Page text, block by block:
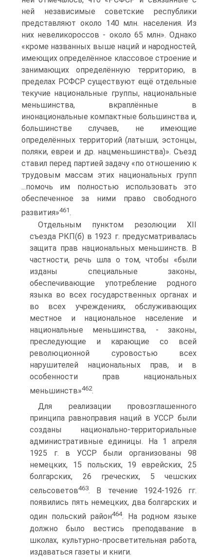
ней независимые советские республики
представляют около 140 млн. населения. Из
них невеликороссов - около 65 млн». Однако
«кроме названных выше наций и народностей,
имеющих определённое классовое строение и
занимающих определённую территорию, в
пределах РСФСР существуют ещё отдельные
текучие национальные группы, национальные
меньшинства, вкраплённые в
инонациональные компактные большинства и,
большинстве случаев, не имеющие
определённых территорий (латыши, эстонцы,
поляки, евреи и др. нацменьшинства)». Съезд
ставил перед партией задачу «по отношению к
трудовым массам этих национальных групп
...помочь им полностью использовать это
обеспеченное за ними право свободного
развития»461.
Отдельным пунктом резолюции XII
съезда РКП(б) в 1923 г. предусматривалась
защита прав национальных меньшинств. В
частности, речь шла о том, чтобы «были
изданы специальные законы,
обеспечивающие употребление родного
языка во всех государственных органах и
во всех учреждениях, обслуживающих
местное и национальное население и
национальные меньшинства, - законы,
преследующие и карающие со всей
революционной суровостью всех
нарушителей национальных прав, и в
особенности прав национальных
меньшинств»462.
Для реализации провозглашенного
принципа равноправия наций в УССР были
созданы национально-территориальные
административные единицы. На 1 апреля
1925 г. в УССР были организованы 98
немецких, 15 польских, 19 еврейских, 25
болгарских, 26 греческих, 5 чешских
сельсоветов463. В течение 1924-1926 гг.
появились пять немецких, два болгарских и
один польский район464. На родном языке
должно было вестись преподавание в
школах, культурно-просветительная работа,
издаваться газеты и книги.